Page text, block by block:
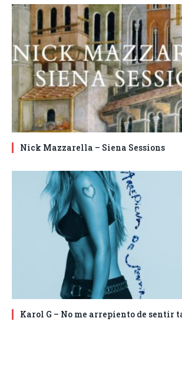
Nick Mazzarella – Siena Sessions
Karol G – No me arrepiento de sentir